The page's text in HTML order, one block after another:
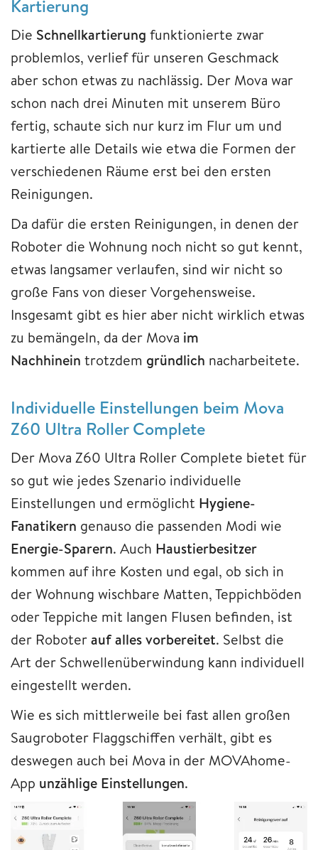
Kartierung
Die Schnellkartierung funktionierte zwar
problemlos, verlief für unseren Geschmack
aber schon etwas zu nachlässig. Der Mova war
schon nach drei Minuten mit unserem Büro
fertig, schaute sich nur kurz im Flur um und
kartierte alle Details wie etwa die Formen der
verschiedenen Räume erst bei den ersten
Reinigungen.
Da dafür die ersten Reinigungen, in denen der
Roboter die Wohnung noch nicht so gut kennt,
etwas langsamer verlaufen, sind wir nicht so
große Fans von dieser Vorgehensweise.
Insgesamt gibt es hier aber nicht wirklich etwas
zu bemängeln, da der Mova im
Nachhinein trotzdem gründlich nacharbeitete.
Individuelle Einstellungen beim Mova
Z60 Ultra Roller Complete
Der Mova Z60 Ultra Roller Complete bietet für
so gut wie jedes Szenario individuelle
Einstellungen und ermöglicht Hygiene-
Fanatikern genauso die passenden Modi wie
Energie-Sparern. Auch Haustierbesitzer
kommen auf ihre Kosten und egal, ob sich in
der Wohnung wischbare Matten, Teppichböden
oder Teppiche mit langen Flusen befinden, ist
der Roboterauf alles vorbereitet. Selbst die
Art der Schwellenüberwindung kann individuell
eingestellt werden.
Wie es sich mittlerweile bei fast allen großen
Saugroboter Flaggschiffen verhält, gibt es
deswegen auch bei Mova in der MOVAhome-
App unzählige Einstellungen.